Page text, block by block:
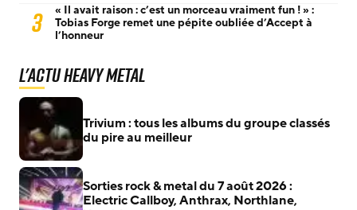
3
« Il avait raison : c’est un morceau vraiment fun ! » :
Tobias Forge remet une pépite oubliée d’Accept à
l’honneur
L'actu Heavy Metal
Trivium : tous les albums du groupe classés
du pire au meilleur
Sorties rock & metal du 7 août 2026 :
Electric Callboy, Anthrax, Northlane,